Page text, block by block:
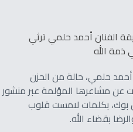
حلمي، حالة من الحزن
عن مشاعرها المؤلمة عبر منشور
بكلمات لامست قلوب
بقضاء الله.